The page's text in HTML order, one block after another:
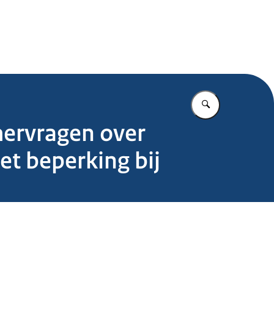
Vul in wat u
over
beperking bij